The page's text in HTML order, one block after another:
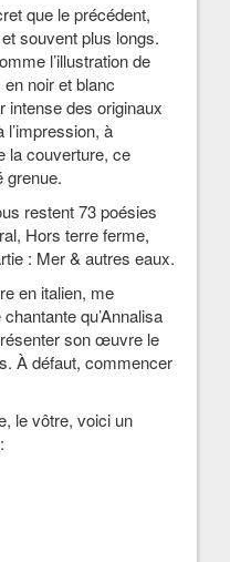
que le précédent,
souvent plus longs.
l’illustration de
noir et blanc
intense des originaux
à
la couverture, ce
grenue.
restent 73 poésies
Hors terre ferme,
: Mer & autres eaux.
en italien, me
qu’Annalisa
son œuvre le
À défaut, commencer
le vôtre, voici un